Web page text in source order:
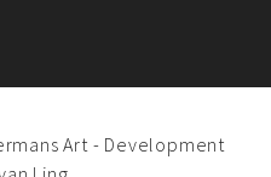
Art - Development